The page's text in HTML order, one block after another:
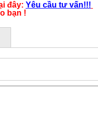
đây: Yêu cầu tư vấn!!!
bạn !